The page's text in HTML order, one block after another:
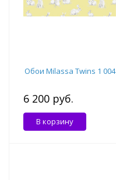
Обои Milassa Twins 1 004
6 200 руб.
В корзину